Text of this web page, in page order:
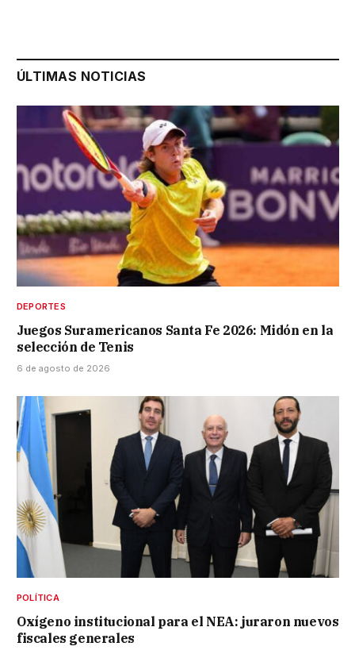
ÚLTIMAS NOTICIAS
DEPORTES
Juegos Suramericanos Santa Fe 2026: Midón en la
selección de Tenis
6 de agosto de 2026
POLÍTICA
Oxígeno institucional para el NEA: juraron nuevos
fiscales generales